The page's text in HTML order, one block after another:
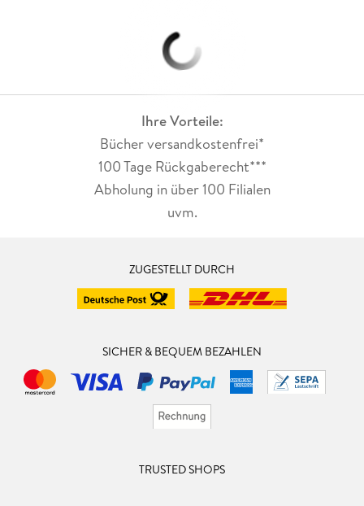
Ihre Vorteile:
Bücher versandkostenfrei*
100 Tage Rückgaberecht***
Abholung in über 100 Filialen
uvm.
ZUGESTELLT DURCH
SICHER & BEQUEM BEZAHLEN
TRUSTED SHOPS